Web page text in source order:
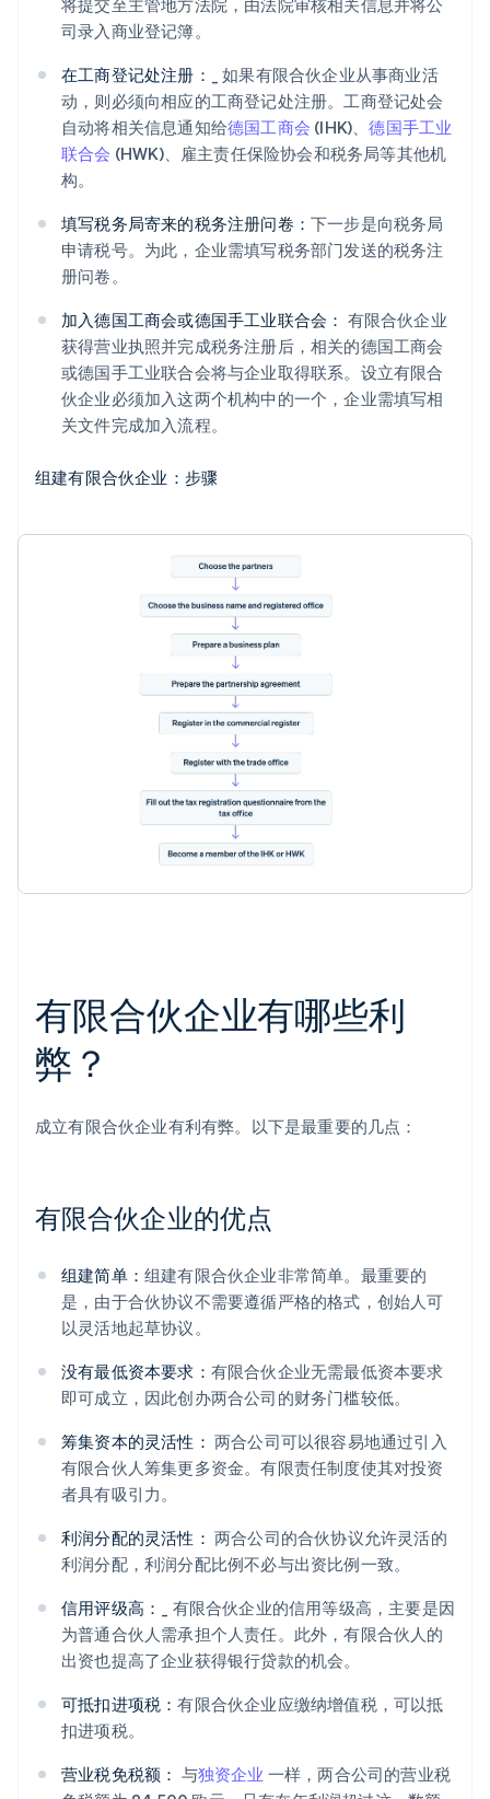
将提交至主管地方法院，由法院审核相关信息并将公
司录入商业登记簿。
在工商登记处注册：
_ 如果有限合伙企业从事商业活
动，则必须向相应的工商登记处注册。工商登记处会
自动将相关信息通知给德国工商会 (IHK)、德国手工业
联合会 (HWK)、雇主责任保险协会和税务局等其他机
构。
填写税务局寄来的税务注册问卷： 下一步是向税务局
申请税号。为此，企业需填写税务部门发送的税务注
册问卷。
加入德国工商会或德国手工业联合会： 有限合伙企业
获得营业执照并完成税务注册后，相关的德国工商会
或德国手工业联合会将与企业取得联系。设立有限合
伙企业必须加入这两个机构中的一个，企业需填写相
关文件完成加入流程。
组建有限合伙企业：步骤
有限合伙企业有哪些利
弊？
成立有限合伙企业有利有弊。以下是最重要的几点：
有限合伙企业的优点
组建简单： 组建有限合伙企业非常简单。最重要的
是，由于合伙协议不需要遵循严格的格式，创始人可
以灵活地起草协议。
没有最低资本要求： 有限合伙企业无需最低资本要求
即可成立，因此创办两合公司的财务门槛较低。
筹集资本的灵活性： 两合公司可以很容易地通过引入
有限合伙人筹集更多资金。有限责任制度使其对投资
者具有吸引力。
利润分配的灵活性： 两合公司的合伙协议允许灵活的
利润分配，利润分配比例不必与出资比例一致。
信用评级高：
_ 有限合伙企业的信用等级高，主要是因
为普通合伙人需承担个人责任。此外，有限合伙人的
出资也提高了企业获得银行贷款的机会。
可抵扣进项税：有限合伙企业应缴纳增值税，可以抵
扣进项税。
营业税免税额： 与独资企业 一样，两合公司的营业税